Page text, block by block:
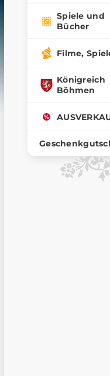
Spiele und
Bücher
Filme,
Königreich
Böhmen